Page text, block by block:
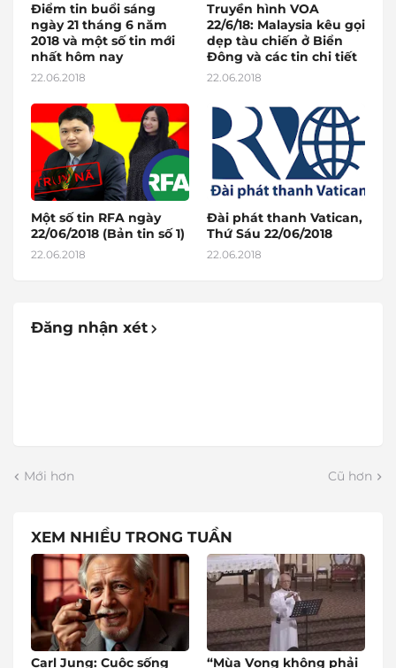
Điểm tin buổi sáng
ngày 21 tháng 6 năm
2018 và một số tin mới
nhất hôm nay
22.06.2018
Truyền hình VOA
22/6/18: Malaysia kêu gọi
dẹp tàu chiến ở Biển
Đông và các tin chi tiết
22.06.2018
Một số tin RFA ngày
22/06/2018 (Bản tin số 1)
22.06.2018
Đài phát thanh Vatican,
Thứ Sáu 22/06/2018
22.06.2018
Đăng nhận xét
Mới hơn Cũ hơn
XEM NHIỀU TRONG TUẦN
Carl Jung: Cuộc sống “Mùa Vọng không phải